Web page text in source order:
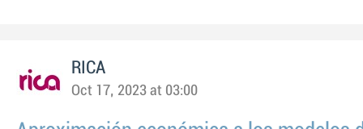
RICA
Oct 17, 2023 at 03:00